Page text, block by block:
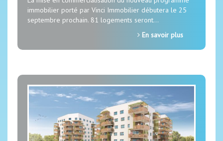
immobilier porté par Vinci Immobilier débutera le 25
septembre prochain. 81 logements seront…
En savoir plus